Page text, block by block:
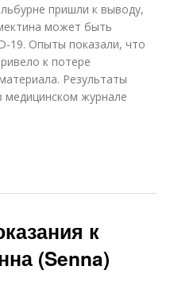
пришли к выводу,
может быть
19. Опыты показали, что
к потере
Результаты
медицинском журнале
к
(Senna)